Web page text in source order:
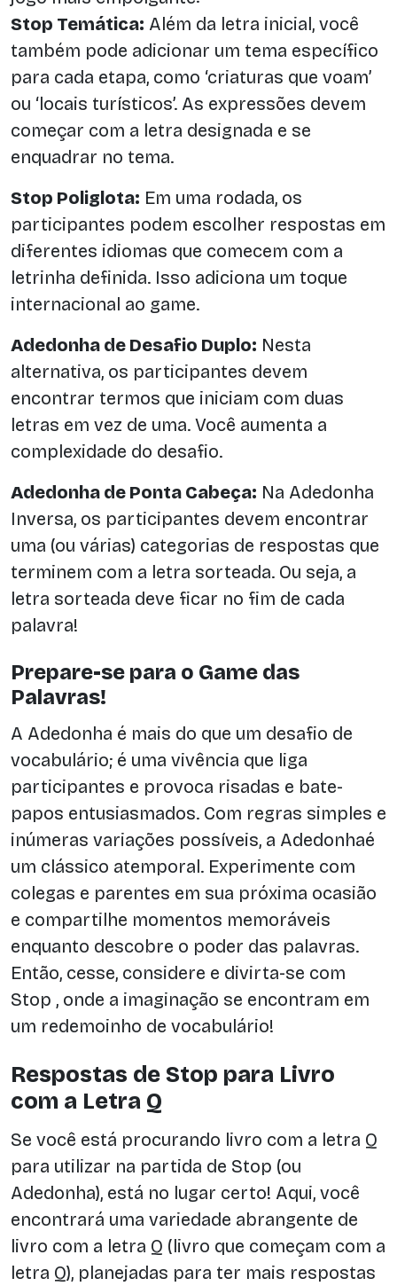
Stop Temática: Além da letra inicial, você
também pode adicionar um tema específico
para cada etapa, como ‘criaturas que voam’
ou ‘locais turísticos’. As expressões devem
começar com a letra designada e se
enquadrar no tema.
Stop Poliglota: Em uma rodada, os
participantes podem escolher respostas em
diferentes idiomas que comecem com a
letrinha definida. Isso adiciona um toque
internacional ao game.
Adedonha de Desafio Duplo: Nesta
alternativa, os participantes devem
encontrar termos que iniciam com duas
letras em vez de uma. Você aumenta a
complexidade do desafio.
Adedonha de Ponta Cabeça: Na Adedonha
Inversa, os participantes devem encontrar
uma (ou várias) categorias de respostas que
terminem com a letra sorteada. Ou seja, a
letra sorteada deve ficar no fim de cada
palavra!
Prepare-se para o Game das
Palavras!
A Adedonha é mais do que um desafio de
vocabulário; é uma vivência que liga
participantes e provoca risadas e bate-
papos entusiasmados. Com regras simples e
inúmeras variações possíveis, a Adedonhaé
um clássico atemporal. Experimente com
colegas e parentes em sua próxima ocasião
e compartilhe momentos memoráveis
enquanto descobre o poder das palavras.
Então, cesse, considere e divirta-se com
Stop , onde a imaginação se encontram em
um redemoinho de vocabulário!
Respostas de Stop para Livro
com a Letra Q
Se você está procurando livro com a letra Q
para utilizar na partida de Stop (ou
Adedonha), está no lugar certo! Aqui, você
encontrará uma variedade abrangente de
livro com a letra Q (livro que começam com a
letra Q), planejadas para ter mais respostas